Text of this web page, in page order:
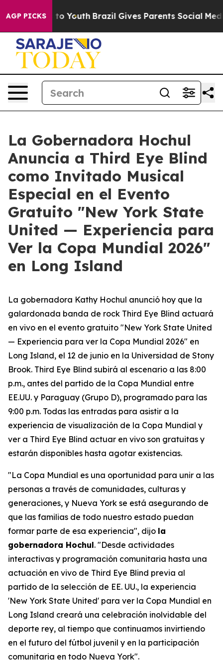
AGP PICKS
to Youth Brazil Gives Parents Social Media
La Gobernadora Hochul
Anuncia a Third Eye Blind
como Invitado Musical
Especial en el Evento
Gratuito "New York State
United — Experiencia para
Ver la Copa Mundial 2026"
en Long Island
La gobernadora Kathy Hochul anunció hoy que la
galardonada banda de rock Third Eye Blind actuará
en vivo en el evento gratuito "New York State United
— Experiencia para ver la Copa Mundial 2026" en
Long Island, el 12 de junio en la Universidad de Stony
Brook. Third Eye Blind subirá al escenario a las 8:00
p.m., antes del partido de la Copa Mundial entre
EE.UU. y Paraguay (Grupo D), programado para las
9:00 p.m. Todas las entradas para asistir a la
experiencia de visualización de la Copa Mundial y
ver a Third Eye Blind actuar en vivo son gratuitas y
estarán disponibles hasta agotar existencias.
"La Copa Mundial es una oportunidad para unir a las
personas a través de comunidades, culturas y
generaciones, y Nueva York se está asegurando de
que las familias de todo nuestro estado puedan
formar parte de esa experiencia", dijo la
gobernadora Hochul. "Desde actividades
interactivas y programación comunitaria hasta una
actuación en vivo de Third Eye Blind previa al
partido de la selección de EE. UU., la experiencia
'New York State United' para ver la Copa Mundial en
Long Island creará una celebración inolvidable del
deporte rey, al tiempo que continuamos invirtiendo
en el futuro del fútbol juvenil y en la participación
comunitaria en todo Nueva York".